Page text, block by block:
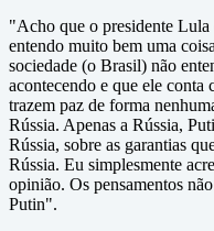
"Acho que o presidente Lula
entendo muito bem uma
sociedade (o Brasil) não
acontecendo e que ele conta
trazem paz de forma
Rússia. Apenas a Rússia,
Rússia, sobre as garantias
Rússia. Eu simplesmente
opinião. Os pensamentos
Putin".